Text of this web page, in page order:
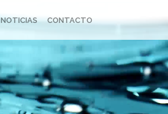
NOTICIAS CONTACTO